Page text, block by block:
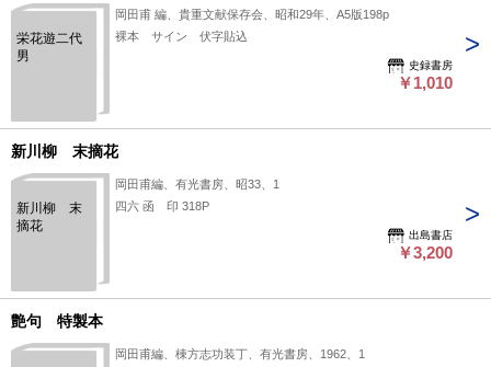
栄花遊二代
男
岡田甫 編、貴重文献保存会、昭和29年、A5版198p
裸本 サイン 伏字貼込
史録書房
￥1,010
新川柳 末摘花
新川柳 末
摘花
岡田甫編、有光書房、昭33、1
四六 函 印 318P
出島書店
￥3,200
艶句 特製本
岡田甫編、棟方志功装丁、有光書房、1962、1